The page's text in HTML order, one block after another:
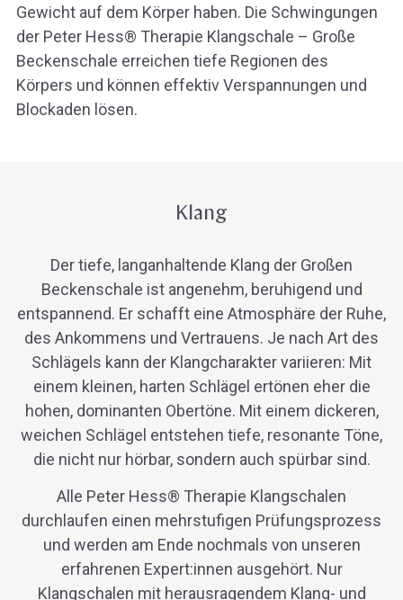
Gewicht auf dem Körper haben. Die Schwingungen
der Peter Hess® Therapie Klangschale – Große
Beckenschale erreichen tiefe Regionen des
Körpers und können effektiv Verspannungen und
Blockaden lösen.
Klang
Der tiefe, langanhaltende Klang der Großen
Beckenschale ist angenehm, beruhigend und
entspannend. Er schafft eine Atmosphäre der Ruhe,
des Ankommens und Vertrauens. Je nach Art des
Schlägels kann der Klangcharakter variieren: Mit
einem kleinen, harten Schlägel ertönen eher die
hohen, dominanten Obertöne. Mit einem dickeren,
weichen Schlägel entstehen tiefe, resonante Töne,
die nicht nur hörbar, sondern auch spürbar sind.
Alle Peter Hess® Therapie Klangschalen
durchlaufen einen mehrstufigen Prüfungsprozess
und werden am Ende nochmals von unseren
erfahrenen Expert:innen ausgehört. Nur
Klangschalen mit herausragendem Klang- und